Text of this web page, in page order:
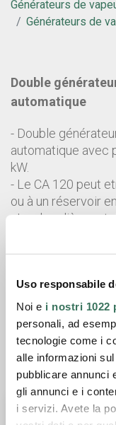
Uso responsabile
Noi e i nostri 1022
personali, ad
tecnologie come i
alle informazioni
pubblicare annunci
gli annunci e i
i servizi. Avete la
Générateurs de
Générateurs de
Double
automatique
- Double
automatique avec
kW.
- Le CA 120 peut
ou à un réservoir
- La chaudière est
peuvent être
singulièrement.
Fiche
Catalogue
Demander des